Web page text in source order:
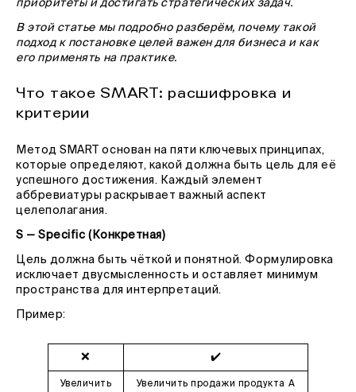
приоритеты и достигать стратегических задач.
В этой статье мы подробно разберём, почему такой
подход к постановке целей важен для бизнеса и как
его применять на практике.
Что такое SMART: расшифровка и
критерии
Метод SMART основан на пяти ключевых принципах,
которые определяют, какой должна быть цель для её
успешного достижения. Каждый элемент
аббревиатуры раскрывает важный аспект
целеполагания.
S — Specific (Конкретная)
Цель должна быть чёткой и понятной. Формулировка
исключает двусмысленность и оставляет минимум
пространства для интерпретаций.
Пример:
❌ ✔️
Увеличить
Увеличить продажи продукта А